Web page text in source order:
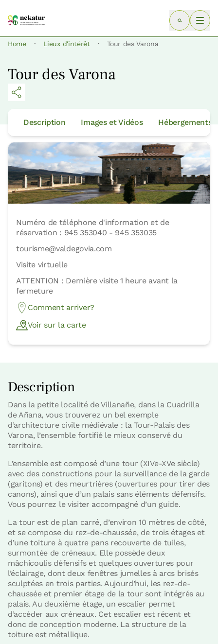
Home · Lieux d'intérêt · Tour des Varona
Tour des Varona
Description Images et Vidéos Hébergements
Numéro de téléphone d'information et de
réservation : 945 353040 - 945 353035
tourisme@valdegovia.com
Visite virtuelle
ATTENTION : Dernière visite 1 heure avant la
fermeture
Comment arriver?
Voir sur la carte
Description
Dans la petite localité de Villanañe, dans la Cuadrilla
de Añana, vous trouverez un bel exemple
d’architecture civile médiévale : la Tour-Palais des
Varona, l’ensemble fortifié le mieux conservé du
territoire.
L’ensemble est composé d’une tour (XIVe-XVe siècle)
avec des constructions pour la surveillance de la garde
(garitons) et des meurtrières (ouvertures pour tirer des
canons), ainsi que d’un palais sans éléments défensifs.
Vous pourrez le visiter accompagné d’un guide.
La tour est de plan carré, d’environ 10 mètres de côté,
et se compose du rez-de-chaussée, de trois étages et
d’une toiture à quatre pans recouverte de tuiles,
surmontée de créneaux. Elle possède deux
mâchicoulis défensifs et quelques ouvertures pour
l’éclairage, dont deux fenêtres jumelles à arcs brisés
sculptées en trois parties. Aujourd’hui, les rez-de-
chaussée et premier étage de la tour sont intégrés au
palais. Au deuxième étage, un escalier permet
d’accéder aux créneaux. Cet escalier est récent et
donc de conception moderne. La structure de la
toiture est métallique.